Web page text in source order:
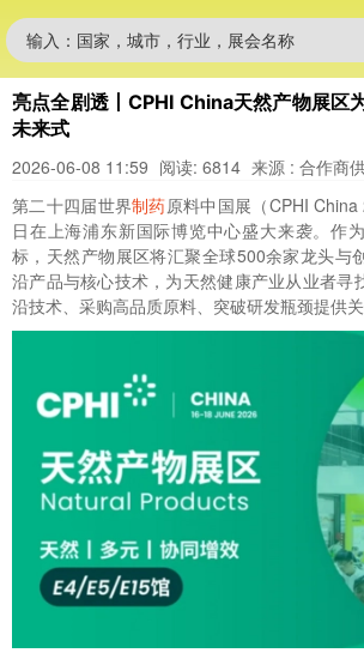
输入：国家，城市，行业，展会名称
亮点全剧透丨CPHI China天然产物展区
未来式
2026-06-08 11:59 阅读: 6814 来源 : 合作商
第二十四届世界制药原料中国展（CPHI
日在上海浦东新国际博览中心盛大来袭。作
标，天然产物展区将汇聚全球500余家龙头与
沿产品与核心技术，为天然健康产业从业者寻
沿技术、采购高品质原料、突破研发瓶颈提供关